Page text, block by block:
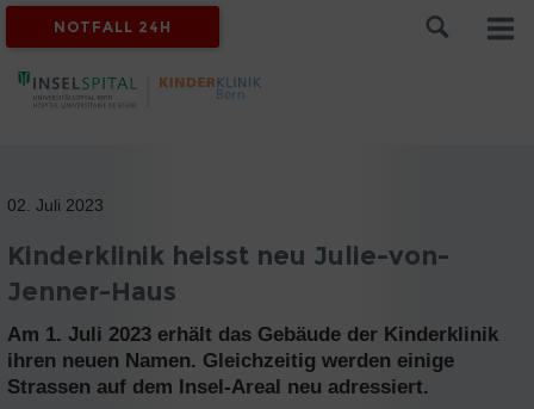
NOTFALL 24H
02. Juli 2023
Kinderklinik heisst neu Julie-von-
Jenner-Haus
Am 1. Juli 2023 erhält das Gebäude der Kinderklinik
ihren neuen Namen. Gleichzeitig werden einige
Strassen auf dem Insel-Areal neu adressiert.